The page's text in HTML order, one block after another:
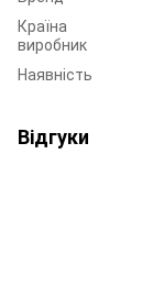
Країна
виробник
Наявність
Відгуки